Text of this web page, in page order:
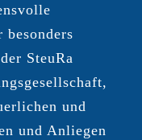
besonders
SteuRa
und
und Anliegen